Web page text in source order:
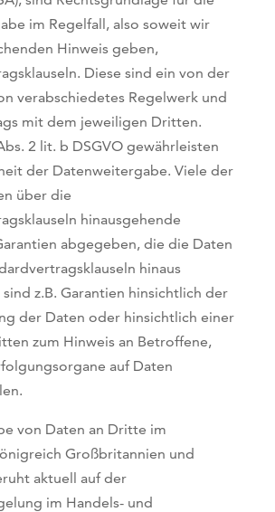
im Regelfall, also soweit wir
Hinweis geben,
Diese sind ein von der
verabschiedetes Regelwerk und
mit dem jeweiligen Dritten.
2 lit. b DSGVO gewährleisten
der Datenweitergabe. Viele der
über die
hinausgehende
abgegeben, die die Daten
hinaus
sind z.B. Garantien hinsichtlich der
der Daten oder hinsichtlich einer
zum Hinweis an Betroffene,
auf Daten
von Daten an Dritte im
Großbritannien und
aktuell auf der
im Handels- und